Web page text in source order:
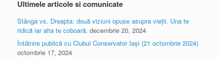
Ultimele articole si comunicate
Stânga vs. Dreapta: două viziuni opuse asupra vieții. Una te
ridică iar alta te coboară. decembrie 20, 2024
Întâlnire publică cu Clubul Conservator Iași (21 octombrie 2024)
octombrie 17, 2024